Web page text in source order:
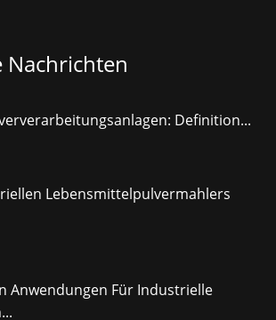
Nachrichten
Definition...
Lebensmittelpulvermahlers
Anwendungen Für Industrielle